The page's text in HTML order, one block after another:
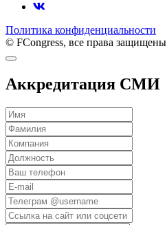
Политика конфиденциальности
© FCongress, все права защищены
Аккредитация СМИ